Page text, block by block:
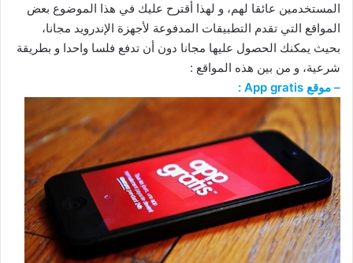
المستخدمين عائقا لهم، و لهذا أقترح عليك في هذا الموضوع بعض
المواقع التي تقدم التطبيقات المدفوعة لأجهزة الإندرويد مجانا،
بحيث يمكنك الحصول عليها مجانا دون أن تدفع فلسا واحدا و بطريقة
شرعية، و من بين هذه المواقع :
– موقع App gratis :